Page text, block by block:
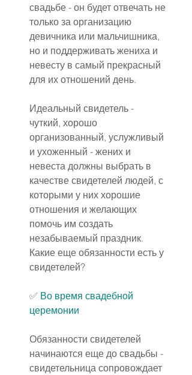
свадьбе - он будет отвечать не
только за организацию
девичника или мальчишника,
но и поддерживать жениха и
невесту в самый прекрасный
для их отношений день.
Идеальный свидетель -
чуткий, хорошо
организованный, услужливый
и ухоженный - жених и
невеста должны выбрать в
качестве свидетелей людей, с
которыми у них хорошие
отношения и желающих
помочь им создать
незабываемый праздник.
Какие еще обязанности есть у
свидетелей?
✅ Во время свадебной
церемонии
Обязанности свидетелей
начинаются еще до свадьбы -
свидетельница сопровождает